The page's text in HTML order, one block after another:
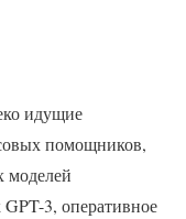
идущие
помощников,
моделей
GPT-3, оперативное